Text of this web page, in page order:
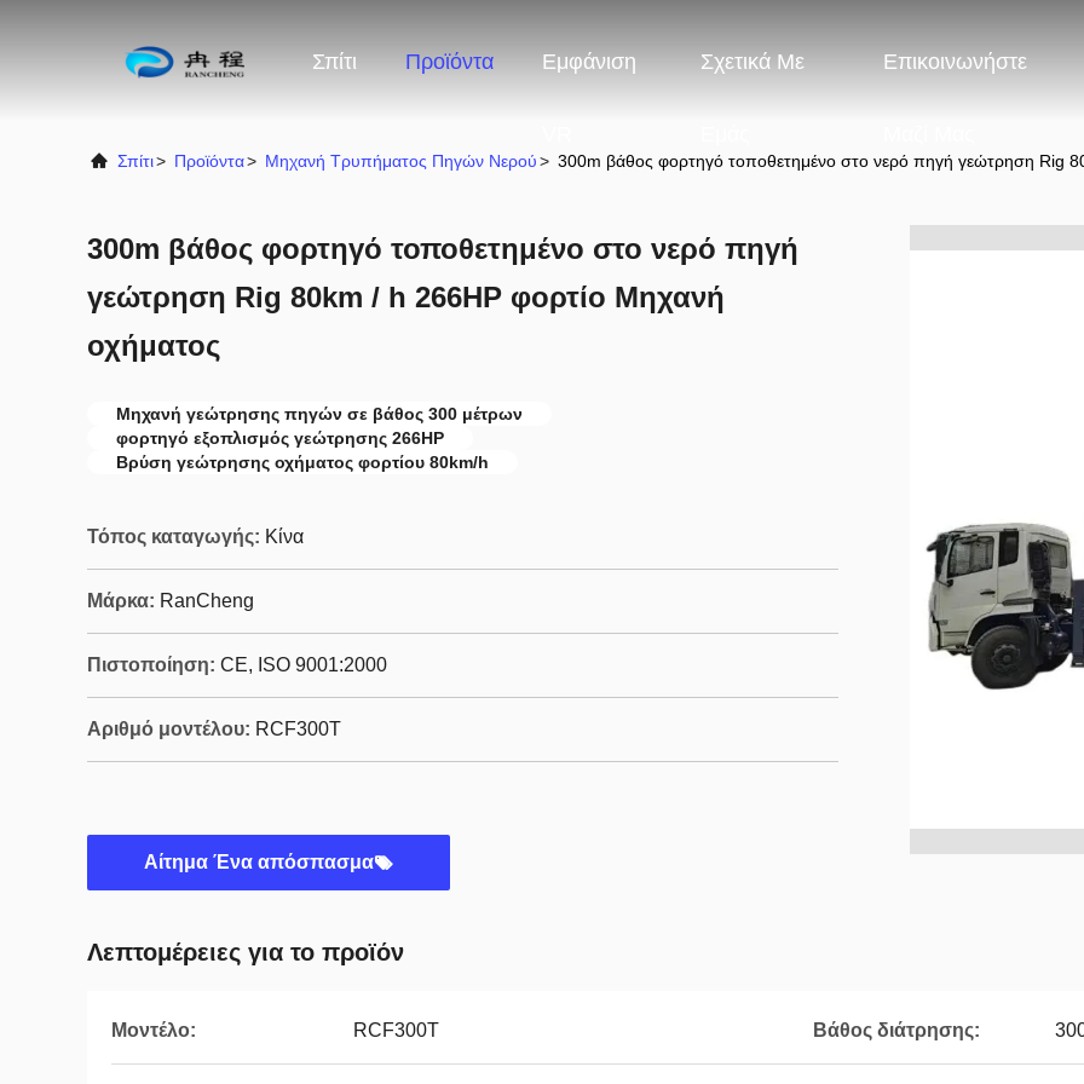
Σπίτι Προϊόντα Εμφάνιση Σχετικά Με Επικοινωνήστε
Σπίτι> Προϊόντα> Μηχανή Τρυπήματος Πηγών Νερού> 300m βάθος φορτηγό τοποθετημένο στο νερό πηγή γεώτρηση Rig
300m βάθος φορτηγό τοποθετημένο στο νερό πηγή
γεώτρηση Rig 80km / h 266HP φορτίο Μηχανή
οχήματος
Μηχανή γεώτρησης πηγών σε βάθος 300 μέτρων
φορτηγό εξοπλισμός γεώτρησης 266HP
Βρύση γεώτρησης οχήματος φορτίου 80km/h
Τόπος καταγωγής: Κίνα
Μάρκα: RanCheng
Πιστοποίηση: CE, ISO 9001:2000
Αριθμό μοντέλου: RCF300T
Αίτημα Ένα απόσπασμα
Λεπτομέρειες για το προϊόν
Μοντέλο: RCF300T Βάθος διάτρησης: